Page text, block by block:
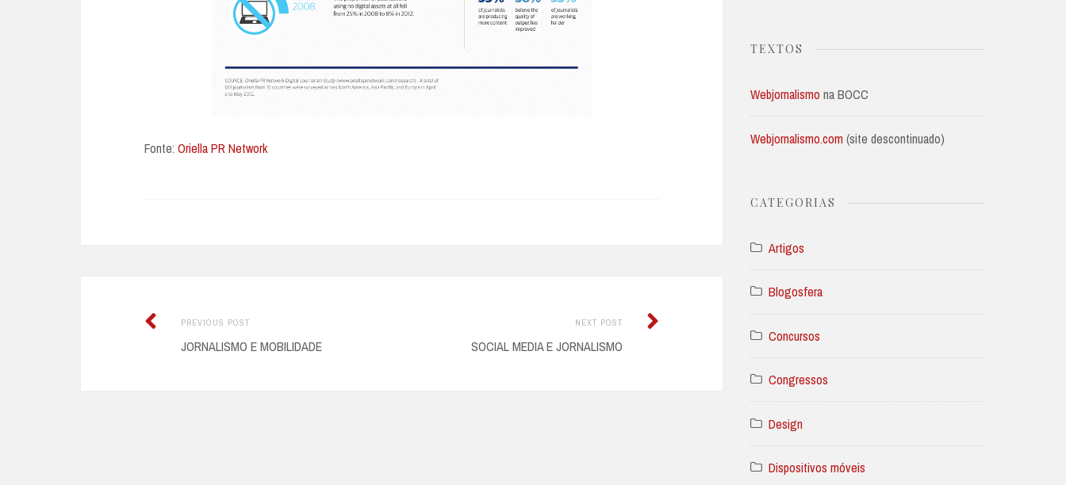
Fonte: Oriella PR Network
PostPREVIOUS POSTPrevious
post:
JORNALISMO E MOBILIDADE
NEXT POST
SOCIAL MEDIA E JORNALISMO
Next
TEXTOS
Webjornalismo na BOCC
Webjornalismo.com (site descontinuado)
CATEGORIAS
Artigos
Blogosfera
Concursos
Congressos
Design
Dispositivos móveis